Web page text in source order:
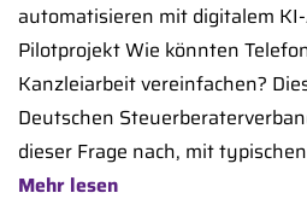
automatisieren mit digitalem
Pilotprojekt Wie könnten
Kanzleiarbeit vereinfachen?
Deutschen
dieser Frage nach, mit
Mehr lesen